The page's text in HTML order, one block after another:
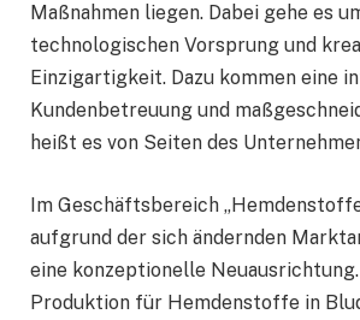
Maßnahmen liegen. Dabei gehe es
technologischen Vorsprung und
Einzigartigkeit. Dazu kommen eine
Kundenbetreuung und
heißt es von Seiten des
Im Geschäftsbereich
aufgrund der sich ändernden
eine konzeptionelle
Produktion für Hemdenstoffe in